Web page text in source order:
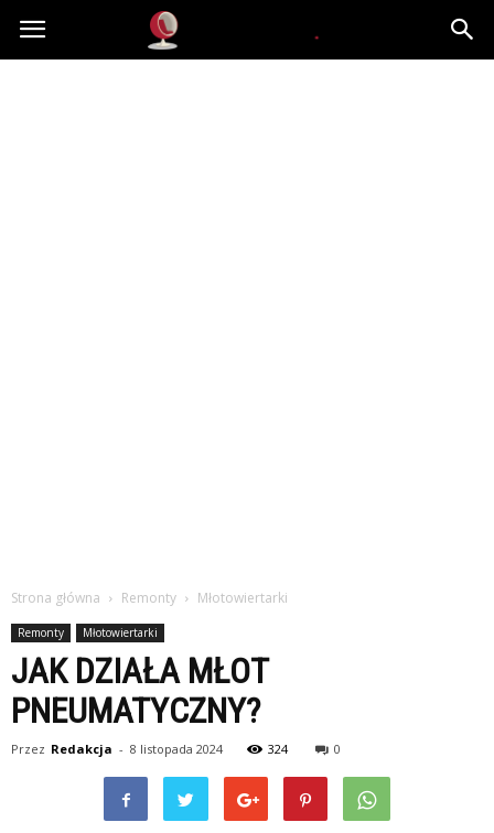
Dekoteria.pl
Strona główna Remonty Młotowiertarki
Remonty Młotowiertarki
JAK DZIAŁA MŁOT
PNEUMATYCZNY?
Przez Redakcja - 8 listopada 2024 324 0